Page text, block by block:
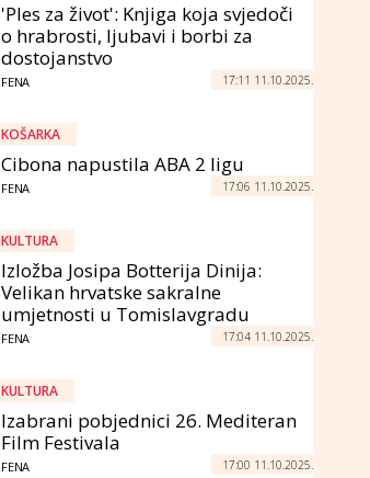
'Ples za život': Knjiga koja svjedoči
o hrabrosti, ljubavi i borbi za
dostojanstvo
FENA 17:11 11.10.2025.
KOŠARKA
Cibona napustila ABA 2 ligu
FENA 17:06 11.10.2025.
KULTURA
Izložba Josipa Botterija Dinija:
Velikan hrvatske sakralne
umjetnosti u Tomislavgradu
FENA 17:04 11.10.2025.
KULTURA
Izabrani pobjednici 26. Mediteran
Film Festivala
FENA 17:00 11.10.2025.